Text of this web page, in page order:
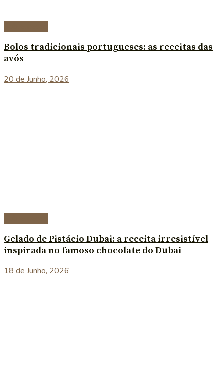
Bolos tradicionais portugueses: as receitas das
avós
20 de Junho, 2026
Gelado de Pistácio Dubai: a receita irresistível
inspirada no famoso chocolate do Dubai
18 de Junho, 2026